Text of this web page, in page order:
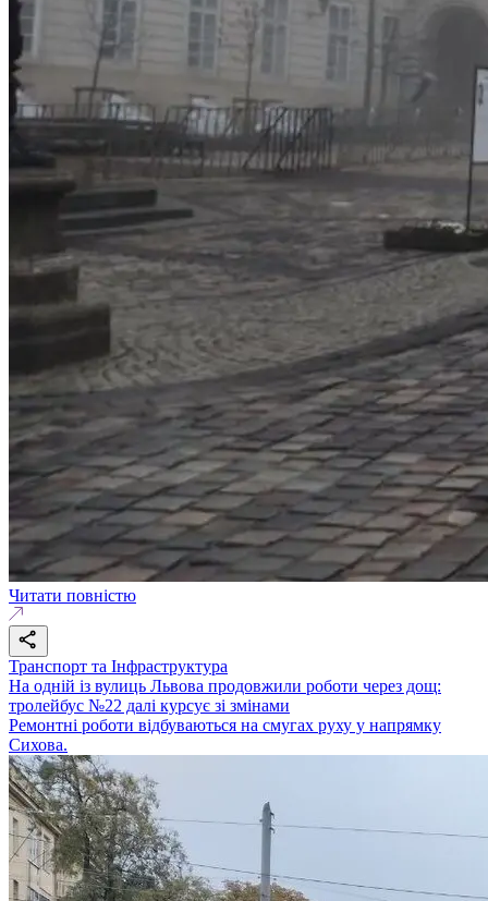
Читати повністю
Транспорт та Інфраструктура
На одній із вулиць Львова продовжили роботи через дощ:
тролейбус №22 далі курсує зі змінами
Ремонтні роботи відбуваються на смугах руху у напрямку
Сихова.